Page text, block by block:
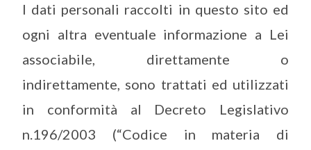
I dati personali raccolti in questo sito ed
ogni altra eventuale informazione a Lei
associabile, direttamente o
indirettamente, sono trattati ed utilizzati
in conformità al Decreto Legislativo
n.196/2003 (“Codice in materia di